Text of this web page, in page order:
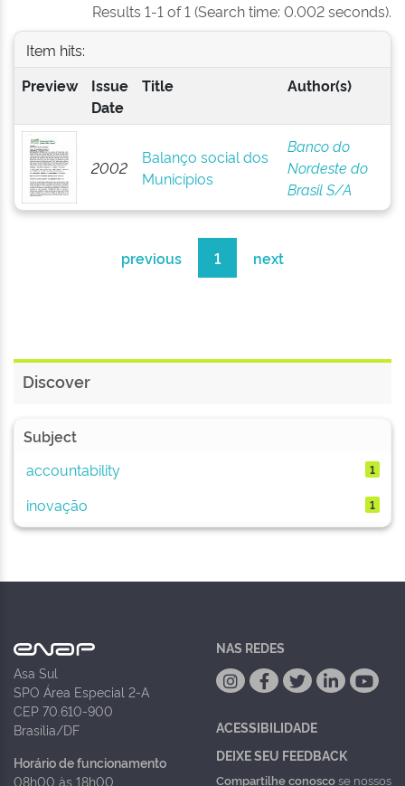
Results 1-1 of 1 (Search time: 0.002 seconds).
Item hits:
Preview
Issue
Date
Title Author(s)
2002
Balanço social dos
Municípios
Banco do
Nordeste do
Brasil S/A
previous 1 next
Discover
Subject
accountability
1
inovação 1
Asa Sul
SPO Área Especial 2-A
CEP 70.610-900
Brasília/DF
Horário de funcionamento
08h00 às 18h00
NAS REDES
ACESSIBILIDADE
DEIXE SEU FEEDBACK
Compartilhe conoscose nossos